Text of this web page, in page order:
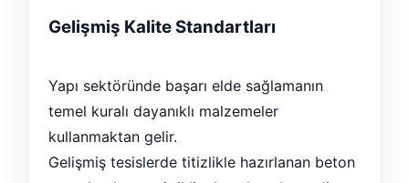
Gelişmiş Kalite Standartları
Yapı sektöründe başarı elde sağlamanın
temel kuralı dayanıklı malzemeler
kullanmaktan gelir.
Gelişmiş tesislerde titizlikle hazırlanan beton